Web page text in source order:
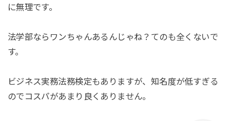
に無理です。
法学部ならワンちゃんあるんじゃね？てのも全くないで
す。
ビジネス実務法務検定もありますが、知名度が低すぎる
のでコスパがあまり良くありません。